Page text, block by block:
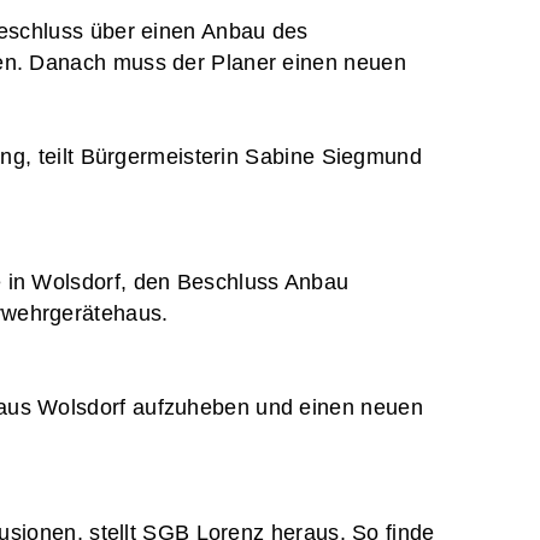
über einen Anbau des
Danach muss der Planer einen neuen
teilt Bürgermeisterin Sabine Siegmund
Wolsdorf, den Beschluss Anbau
Wolsdorf aufzuheben und einen neuen
stellt SGB Lorenz heraus. So finde